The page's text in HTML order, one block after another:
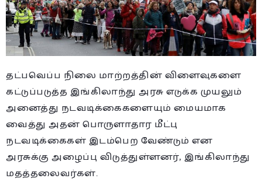
தட்பவெப்ப நிலை மாற்றத்தின் விளைவுகளை
கட்டுப்படுத்த இங்கிலாந்து அரசு எடுக்க முயலும்
அனைத்து நடவடிக்கைகளையும் மையமாக
வைத்து அதன் பொருளாதார மீட்பு
நடவடிக்கைகள் இடம்பெற வேண்டும் என
அரசுக்கு அழைப்பு விடுத்துள்ளனர், இங்கிலாந்து
மதத்தலைவர்கள்.